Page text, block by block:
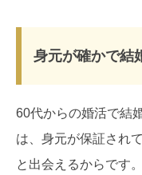
身元が確かで結
60代からの婚活で結
は、身元が保証され
と出会えるからです